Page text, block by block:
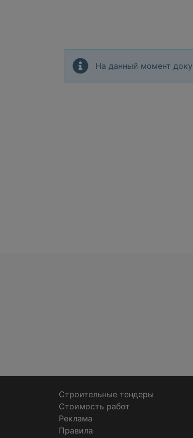
На данный момент
Строительные тендеры
Стоимость работ
Реклама
Правила